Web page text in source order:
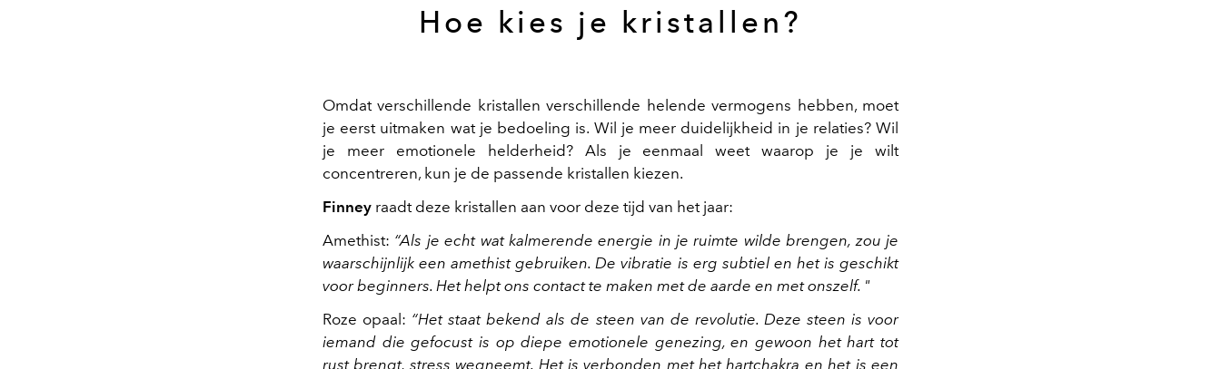
Hoe kies je kristallen?
Omdat verschillende kristallen verschillende helende vermogens hebben, moet
je eerst uitmaken wat je bedoeling is. Wil je meer duidelijkheid in je relaties? Wil
je meer emotionele helderheid? Als je eenmaal weet waarop je je wilt
concentreren, kun je de passende kristallen kiezen.
Finney raadt deze kristallen aan voor deze tijd van het jaar:
Amethist: “Als je echt wat kalmerende energie in je ruimte wilde brengen, zou je
waarschijnlijk een amethist gebruiken. De vibratie is erg subtiel en het is geschikt
voor beginners. Het helpt ons contact te maken met de aarde en met onszelf. "
Roze opaal: “Het staat bekend als de steen van de revolutie. Deze steen is voor
iemand die gefocust is op diepe emotionele genezing, en gewoon het hart tot
rust brengt, stress wegneemt. Het is verbonden met het hartchakra en het is een